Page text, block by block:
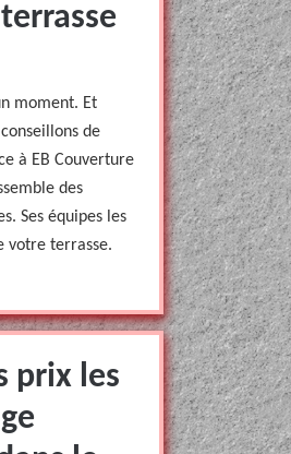
moment. Et
de
à EB Couverture
des
Ses équipes les
votre terrasse.
prix les